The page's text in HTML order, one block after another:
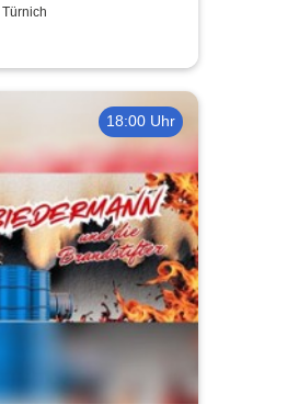
bei Marcel
18:00 Uhr